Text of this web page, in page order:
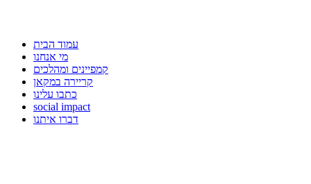
עמוד הבית
מי אנחנו
קמפיינים ומהלכים
קריירה במקאן
כתבו עלינו
social impact
דברו איתנו